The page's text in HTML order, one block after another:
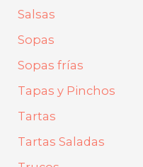
Salsas
Sopas
Sopas frías
Tapas y Pinchos
Tartas
Tartas Saladas